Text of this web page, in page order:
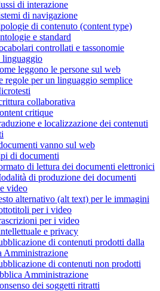
di interazione
di navigazione
di contenuto (content type)
e standard
controllati e tassonomie
linguaggio
leggono le persone sul web
regole per un linguaggio semplice
collaborativa
critique
e localizzazione dei contenuti
vanno sul web
di documenti
di lettura dei documenti elettronici
di produzione dei documenti
video
alternativo (alt text) per le immagini
per i video
per i video
e privacy
di contenuti prodotti dalla
Amministrazione
di contenuti non prodotti
Amministrazione
dei soggetti ritratti